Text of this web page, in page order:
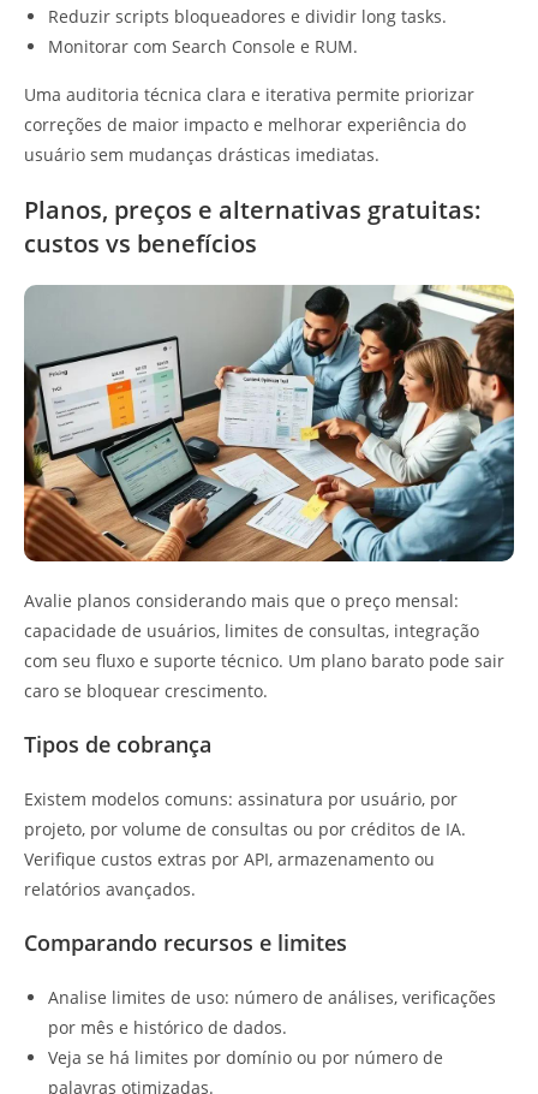
Reduzir scripts bloqueadores e dividir long tasks.
Monitorar com Search Console e RUM.
Uma auditoria técnica clara e iterativa permite priorizar
correções de maior impacto e melhorar experiência do
usuário sem mudanças drásticas imediatas.
Planos, preços e alternativas gratuitas:
custos vs benefícios
Avalie planos considerando mais que o preço mensal:
capacidade de usuários, limites de consultas, integração
com seu fluxo e suporte técnico. Um plano barato pode sair
caro se bloquear crescimento.
Tipos de cobrança
Existem modelos comuns: assinatura por usuário, por
projeto, por volume de consultas ou por créditos de IA.
Verifique custos extras por API, armazenamento ou
relatórios avançados.
Comparando recursos e limites
Analise limites de uso: número de análises, verificações
por mês e histórico de dados.
Veja se há limites por domínio ou por número de
palavras otimizadas.